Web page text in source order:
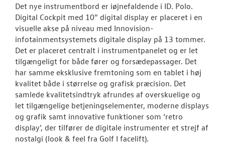
Det nye instrumentbord er iøjnefaldende i ID. Polo.
Digital Cockpit med 10” digital display er placeret i en
visuelle akse på niveau med Innovision-
infotainmentsystemets digitale display på 13 tommer.
Det er placeret centralt i instrumentpanelet og er let
tilgængeligt for både fører og forsædepassager. Det
har samme eksklusive fremtoning som en tablet i høj
kvalitet både i størrelse og grafisk præcision. Det
samlede kvalitetsindtryk afrundes af overskuelige og
let tilgængelige betjeningselementer, moderne displays
og grafik samt innovative funktioner som ‘retro
display’, der tilfører de digitale instrumenter et strejf af
nostalgi (look & feel fra Golf I facelift).